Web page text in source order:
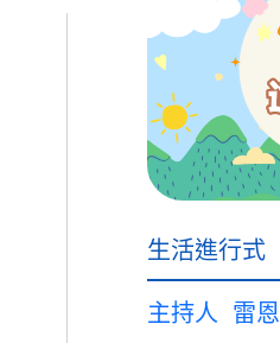
生活進行式
主持人 雷恩